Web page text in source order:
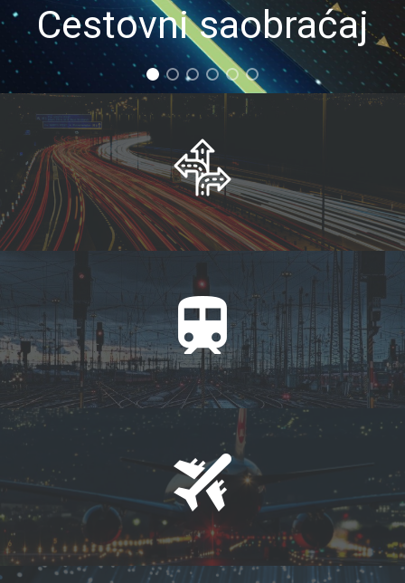
Cestovni saobraćaj